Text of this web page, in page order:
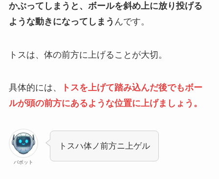
かぶってしまうと、ボールを斜め上に放り投げる
ような動きになってしまう んです。
トスは、体の前方に上げることが大切。
具体的には、
トスを上げて踏み込んだ後でもボー
ルが頭の前方にあるような位置に上げましょう。
バボット
トスハ体ノ前方ニ上ゲル